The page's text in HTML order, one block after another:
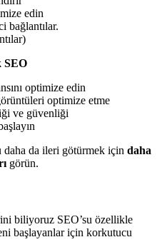
edin
bağlantılar.
SEO
optimize edin
optimize etme
ve güvenliği
daha da ileri götürmek için daha
görün.
biliyoruz SEO’su özellikle
başlayanlar için korkutucu